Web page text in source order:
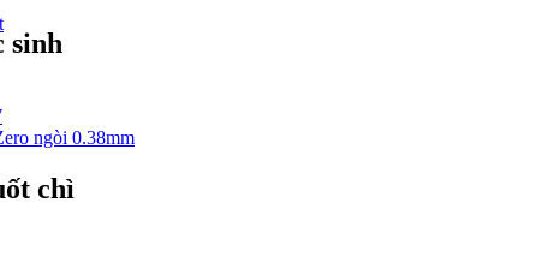
sinh
ngòi 0.38mm
chì